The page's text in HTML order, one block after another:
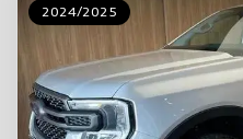
2024/2025